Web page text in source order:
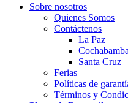
Sobre nosotros
Quienes Somos
Contáctenos
La Paz
Cochabamba
Santa Cruz
Ferias
Políticas de
Términos y